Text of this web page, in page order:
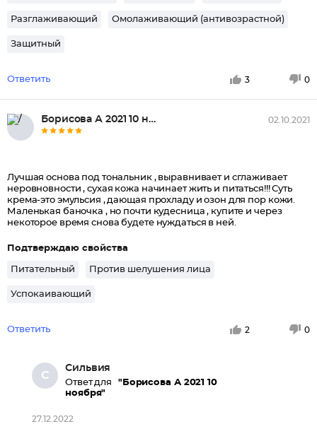
Разглаживающий Омолаживающий (антивозрастной)
Защитный
Ответить 3 0
Борисова А 2021 10 ноябр... 02.10.2021
Лучшая основа под тональник , выравнивает и сглаживает
неровновности , сухая кожа начинает жить и питаться!!! Суть
крема-это эмульсия , дающая прохладу и озон для пор кожи.
Маленькая баночка , но почти кудесница , купите и через
некоторое время снова будете нуждаться в ней.
Подтверждаю свойства
Питательный Против шелушения лица
Успокаивающий
Ответить 2 0
С
Сильвия
Ответ для "Борисова А 2021 10
ноября"
27.12.2022